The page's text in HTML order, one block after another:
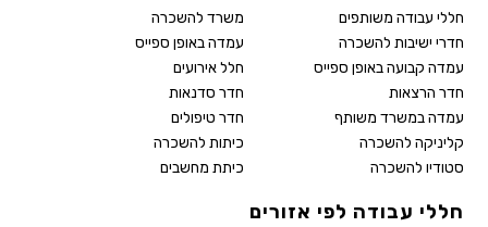
חללי עבודה משותפים
משרד להשכרה
חדרי ישיבות להשכרה
עמדה באופן ספייס
עמדה קבועה באופן ספייס
חלל אירועים
חדר הרצאות
חדר סדנאות
עמדה במשרד משותף
חדר טיפולים
קליניקה להשכרה
כיתות להשכרה
סטודיו להשכרה
כיתת מחשבים
חללי עבודה לפי אזורים